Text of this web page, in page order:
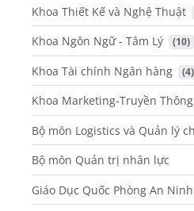
Khoa Thiết Kế và Nghệ Thuật
Khoa Ngôn Ngữ - Tâm Lý (10)
Khoa Tài chính Ngân hàng (4)
Khoa Marketing-Truyền Thông
Bộ môn Logistics và Quản lý
Bộ môn Quản trị nhân lực
Giáo Dục Quốc Phòng An Ninh